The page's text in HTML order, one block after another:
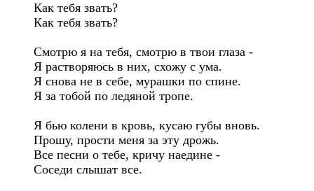
Как тебя звать?
Как тебя звать?
Смотрю я на тебя, смотрю в твои глаза -
Я растворяюсь в них, схожу с ума.
Я снова не в себе, мурашки по спине.
Я за тобой по ледяной тропе.
Я бью колени в кровь, кусаю губы вновь.
Прошу, прости меня за эту дрожь.
Все песни о тебе, кричу наедине -
Соседи слышат все.